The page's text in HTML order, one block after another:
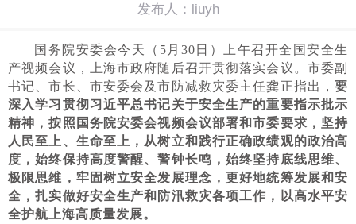
发布人：liuyh
国务院安委会今天（5月30日）上午召开全国安全生
产视频会议，上海市政府随后召开贯彻落实会议。市委副
书记、市长、市安委会及市防减救灾委主任龚正指出， 要
深入学习贯彻习近平总书记关于安全生产的重要指示批示
精神，按照国务院安委会视频会议部署和市委要求，坚持
人民至上、生命至上，从树立和践行正确政绩观的政治高
度，始终保持高度警醒、警钟长鸣，始终坚持底线思维、
极限思维，牢固树立安全发展理念，更好地统筹发展和安
全，扎实做好安全生产和防汛救灾各项工作，以高水平安
全护航上海高质量发展。